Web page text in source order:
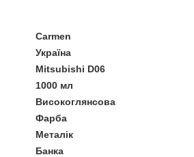
Carmen
Україна
Mitsubishi D06
1000 мл
Високоглянсова
Фарба
Металік
Банка